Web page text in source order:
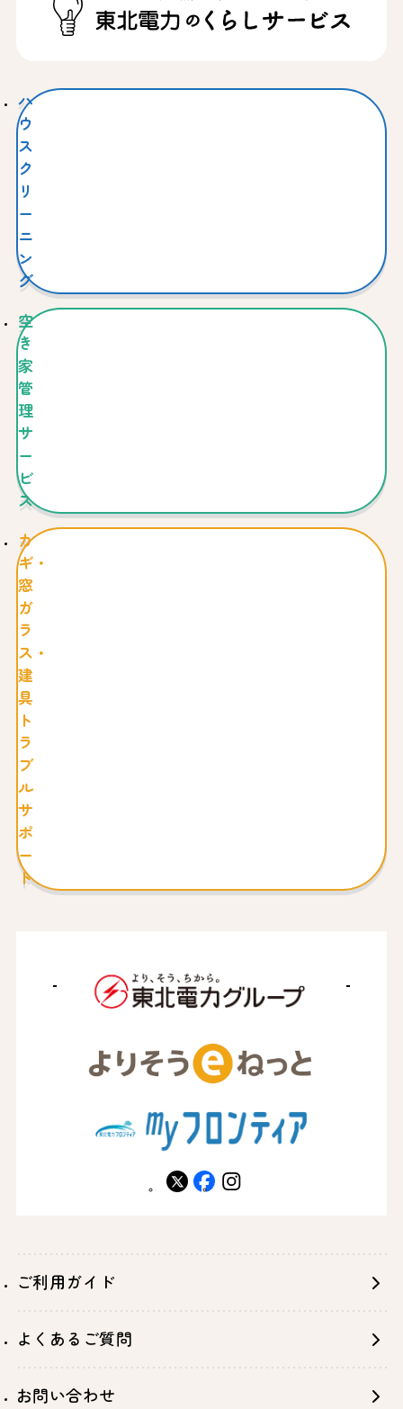
ハ
ウ
ス
ク
リ
ー
ニ
ン
グ
空
き
家
管
理
サ
ー
ビ
ス
カ
ギ・
窓
ガ
ラ
ス・
建
具
ト
ラ
ブ
ル
サ
ポ
ー
ト
X facebookinstagram
ご利用ガイド
よくあるご質問
お問い合わせ